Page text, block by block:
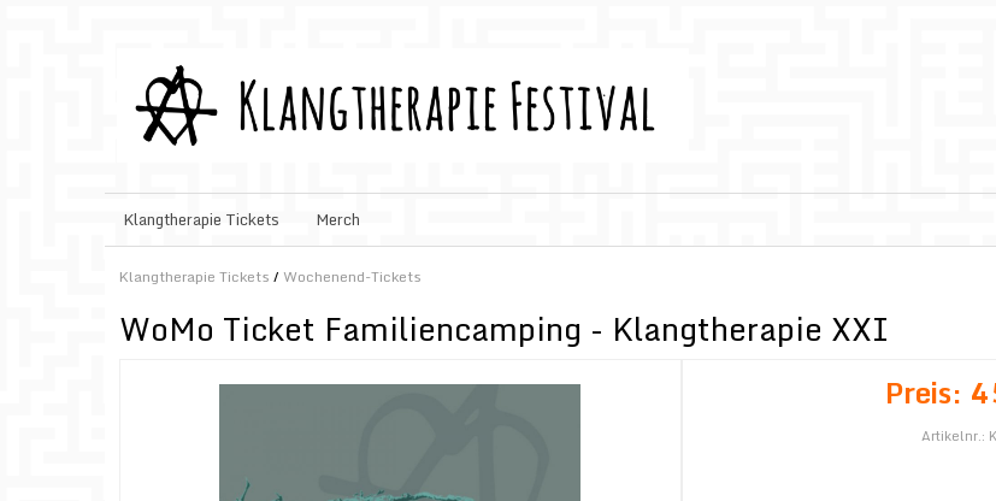
Klangtherapie Tickets Merch
Klangtherapie Tickets / Wochenend-Tickets
WoMo Ticket Familiencamping - Klangtherapie XXI
Preis:
Artikelnr.: